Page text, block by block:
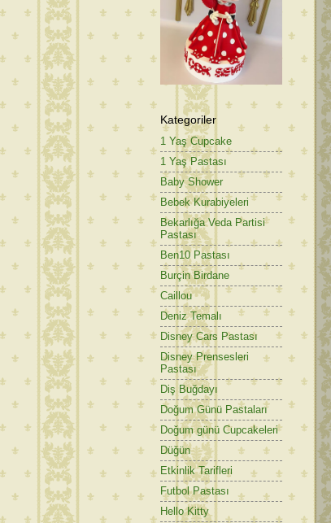
Kategoriler
1 Yaş Cupcake
1 Yaş Pastası
Baby Shower
Bebek Kurabiyeleri
Bekarlığa Veda Partisi
Pastası
Ben10 Pastası
Burçin Birdane
Caillou
Deniz Temalı
Disney Cars Pastası
Disney Prensesleri
Pastası
Diş Buğdayı
Doğum Günü Pastaları
Doğum günü Cupcakeleri
Düğün
Etkinlik Tarifleri
Futbol Pastası
Hello Kitty